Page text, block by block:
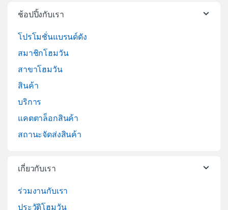
ช้อปปิ้งกับเรา
โปรโมชั่นแบรนด์ดัง
สมาชิกโฮมวัน
สาขาโฮมวัน
สินค้า
บริการ
แคตตาล็อกสินค้า
สถานะจัดส่งสินค้า
เกี่ยวกับเรา
ร่วมงานกับเรา
ประวัติโฮมวัน